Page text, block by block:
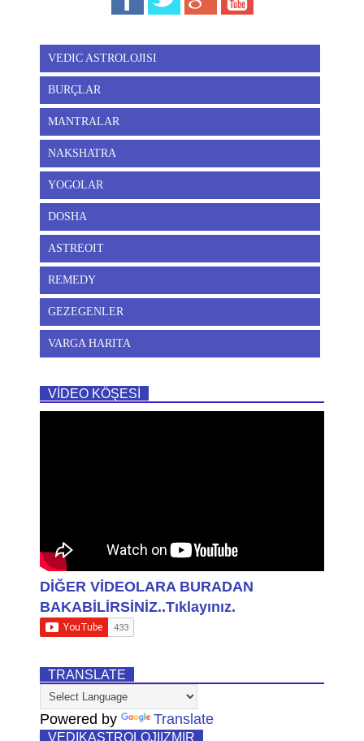
VEDIC ASTROLOJISI
BURÇLAR
MANTRALAR
NAKSHATRA
YOGOLAR
DOSHA
ASTREOIT
REMEDY
GEZEGENLER
VARGA HARITA
VİDEO KÖŞESİ
DİĞER VİDEOLARA BURADAN
BAKABİLİRSİNİZ..Tıklayınız.
TRANSLATE
Powered by Translate
VEDIKASTROLOJIIZMIR